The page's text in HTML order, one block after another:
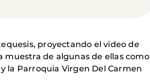
proyectando el video de
muestra de algunas de ellas como
la Parroquia Virgen Del Carmen